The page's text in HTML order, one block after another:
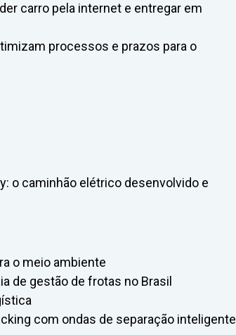
carro pela internet e entregar em
processos e prazos para o
o caminhão elétrico desenvolvido e
o meio ambiente
de gestão de frotas no Brasil
com ondas de separação inteligente